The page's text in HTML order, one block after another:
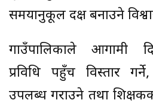
समयानुकूल दक्ष बनाउने
गाउँपालिकाले आगामी
प्रविधि पहुँच विस्तार
उपलब्ध गराउने तथा